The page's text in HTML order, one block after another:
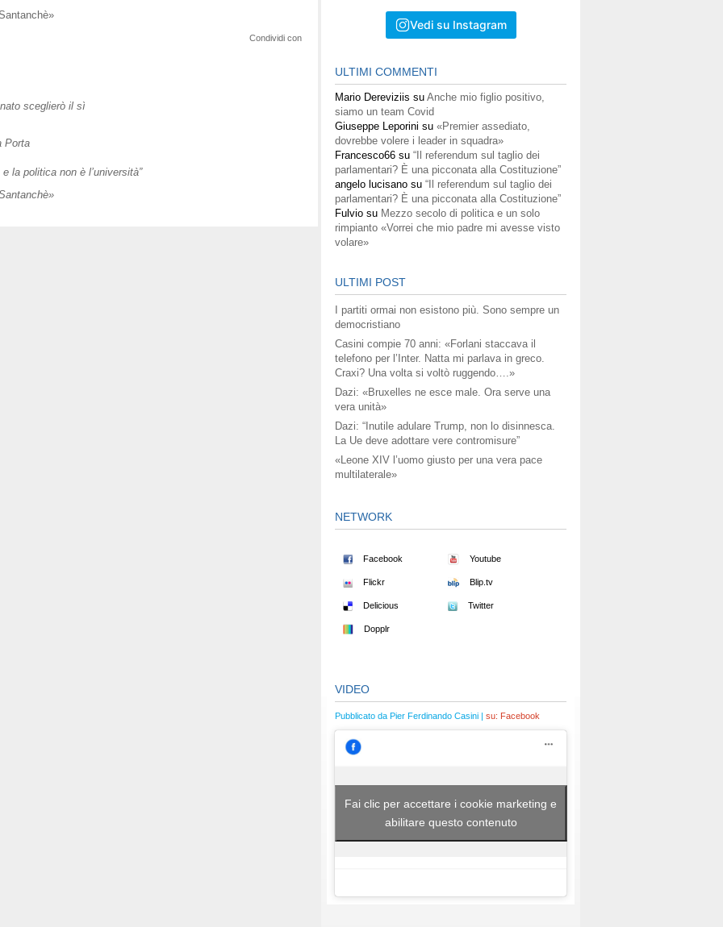
sceglierò il sì
Porta
la politica non è l’università”
Condividi con
Vedi su Instagram
ULTIMI COMMENTI
Mario Dereviziis su Anche mio figlio positivo,
siamo un team Covid
Giuseppe Leporini su «Premier assediato,
dovrebbe volere i leader in squadra»
Francesco66 su “Il referendum sul taglio dei
parlamentari? È una picconata alla Costituzione”
angelo lucisano su “Il referendum sul taglio dei
parlamentari? È una picconata alla Costituzione”
Fulvio su Mezzo secolo di politica e un solo
rimpianto «Vorrei che mio padre mi avesse visto
volare»
ULTIMI POST
I partiti ormai non esistono più. Sono sempre un
democristiano
Casini compie 70 anni: «Forlani staccava il
telefono per l’Inter. Natta mi parlava in greco.
Craxi? Una volta si voltò ruggendo….»
Dazi: «Bruxelles ne esce male. Ora serve una
vera unità»
Dazi: “Inutile adulare Trump, non lo disinnesca.
La Ue deve adottare vere contromisure”
«Leone XIV l’uomo giusto per una vera pace
multilaterale»
NETWORK
Facebook Youtube
Flickr Blip.tv
Delicious Twitter
Dopplr
VIDEO
Pubblicato da Pier Ferdinando Casini | su: Facebook
Fai clic per accettare i cookie marketing e
abilitare questo contenuto